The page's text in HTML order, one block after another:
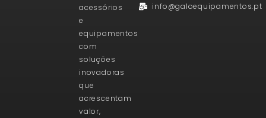
acessórios
e
equipamentos
com
soluções
inovadoras
que
acrescentam
valor,
info@galoequipamentos.pt